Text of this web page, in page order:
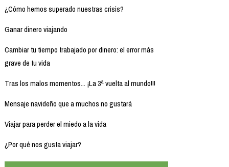
¿Cómo hemos superado nuestras crisis?
Ganar dinero viajando
Cambiar tu tiempo trabajado por dinero: el error más
grave de tu vida
Tras los malos momentos... ¡La 3ª vuelta al mundo!!!
Mensaje navideño que a muchos no gustará
Viajar para perder el miedo a la vida
¿Por qué nos gusta viajar?